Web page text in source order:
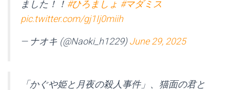
ました！！ #ひろましょ #マダミス
pic.twitter.com/gj1Ij0miih
— ナオキ (@Naoki_h1229)June 29, 2025
ㅤ「かぐや姫と月夜の殺人事件」、猫面の君と